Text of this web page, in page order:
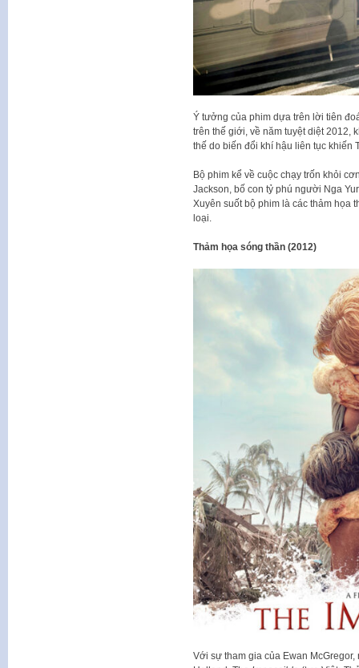
Ý tưởng của phim dựa trên lời tiên
trên thế giới, về năm tuyệt diệt 2012,
thế do biến đổi khí hậu liên tục khiến
Bộ phim kể về cuộc chạy trốn khỏi
Jackson, bố con tỷ phú người Nga
Xuyên suốt bộ phim là các thảm họa
loại.
Thảm họa sóng thần (2012)
Với sự tham gia của Ewan